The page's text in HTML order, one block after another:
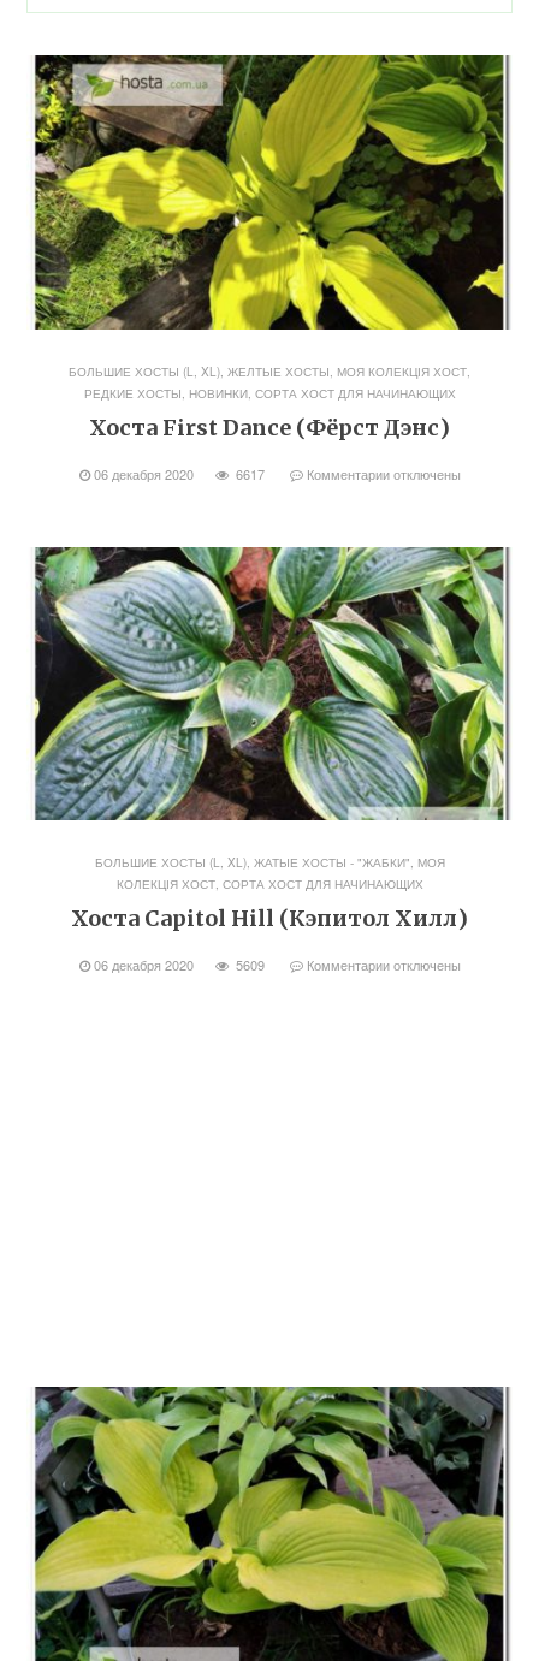
БОЛЬШИЕ ХОСТЫ (L, XL) ЖЕЛТЫЕ ХОСТЫ МОЯ КОЛЕКЦІЯ ХОСТ
РЕДКИЕ ХОСТЫ, НОВИНКИ, СОРТА ХОСТ ДЛЯ НАЧИНАЮЩИХ
Хоста First Dance (Фёрст Дэнс)
06 декабря 2020 6617 Комментарииотключены
БОЛЬШИЕ ХОСТЫ (L, XL), ЖАТЫЕ ХОСТЫ - "ЖАБКИ", МОЯ
КОЛЕКЦІЯ ХОСТ, СОРТА ХОСТ ДЛЯ НАЧИНАЮЩИХ
Хоста Capitol Hill (Кэпитол Хилл)
06 декабря 2020 5609 Комментарииотключены